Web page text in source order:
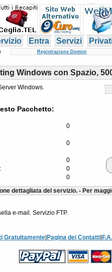
Entra Servizi
Registrazione Domini
Windows con Spazio,
Windows.
Pacchetto:
0
0
0
0
0
dettagliata del servizio. - Per
e-mail. Servizio FTP.
Gratuitamente Pagina dei Contatti